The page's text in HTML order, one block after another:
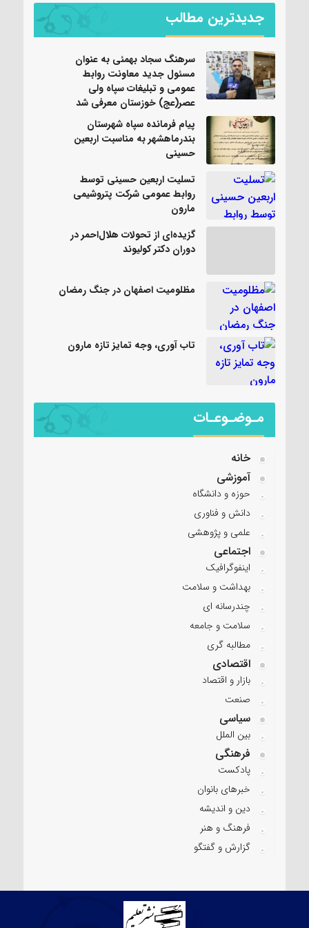
جدیدترین مطالب
سرهنگ سجاد بهمئی به عنوان
مسئول جدید معاونت روابط
عمومی و تبلیغات سپاه ولی
عصر(عج) خوزستان معرفی شد
پیام فرمانده سپاه شهرستان
بندرماهشهر به مناسبت اربعین
حسینی
تسلیت اربعین حسینی توسط
روابط عمومی شرکت پتروشیمی
مارون
گزیده‌ای از تحولات هلال‌احمر در
دوران دکتر کولیوند
مظلومیت اصفهان در جنگ رمضان
تاب آوری، وجه تمایز تازه مارون
مـوضـوعـات
خانه
آموزشی
حوزه و دانشگاه
دانش و فناوری
علمی و پژوهشی
اجتماعی
اینفوگرافیک
بهداشت و سلامت
چندرسانه ای
سلامت و جامعه
مطالبه گری
اقتصادی
بازار و اقتصاد
صنعت
سیاسی
بین الملل
فرهنگی
پادکست
خبرهای بانوان
دین و اندیشه
فرهنگ و هنر
گزارش و گفتگو